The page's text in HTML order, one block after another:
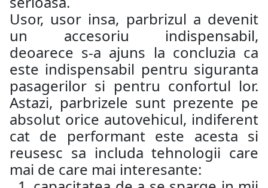
Usor, usor insa, parbrizul a devenit
un accesoriu indispensabil,
deoarece s-a ajuns la concluzia ca
este indispensabil pentru siguranta
pasagerilor si pentru confortul lor.
Astazi, parbrizele sunt prezente pe
absolut orice autovehicul, indiferent
cat de performant este acesta si
reusesc sa includa tehnologii care
mai de care mai interesante: